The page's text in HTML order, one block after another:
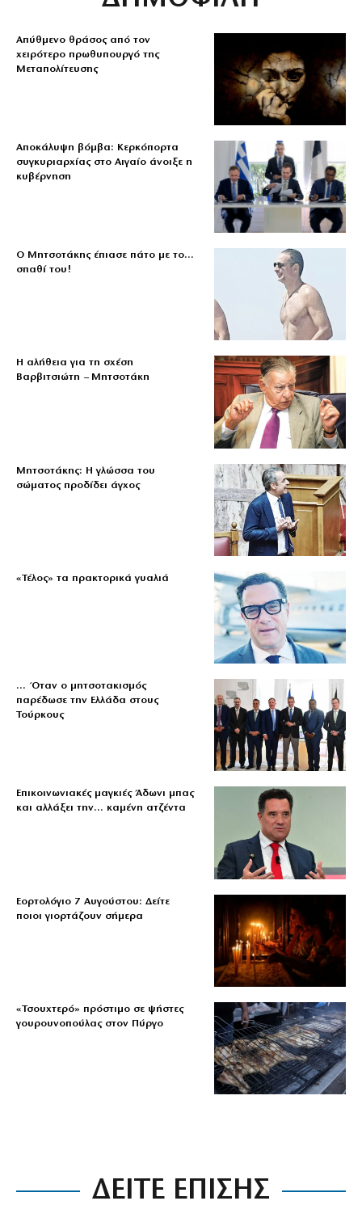
Απύθμενο θράσος από τον
χειρότερο πρωθυπουργό της
Μεταπολίτευσης
Αποκάλυψη βόμβα: Κερκόπορτα
συγκυριαρχίας στο Αιγαίο άνοιξε η
κυβέρνηση
Ο Μητσοτάκης έπιασε πάτο με το…
σπαθί του!
Η αλήθεια για τη σχέση
Βαρβιτσιώτη – Μητσοτάκη
Μητσοτάκης: Η γλώσσα του
σώματος προδίδει άγχος
«Τέλος» τα πρακτορικά γυαλιά
… Όταν ο μητσοτακισμός
παρέδωσε την Ελλάδα στους
Τούρκους
Επικοινωνιακές μαγκιές Άδωνι μπας
και αλλάξει την… καμένη ατζέντα
Εορτολόγιο 7 Αυγούστου: Δείτε
ποιοι γιορτάζουν σήμερα
«Τσουχτερό» πρόστιμο σε ψήστες
γουρουνοπούλας στον Πύργο
ΔΕΙΤΕ ΕΠΙΣΗΣ